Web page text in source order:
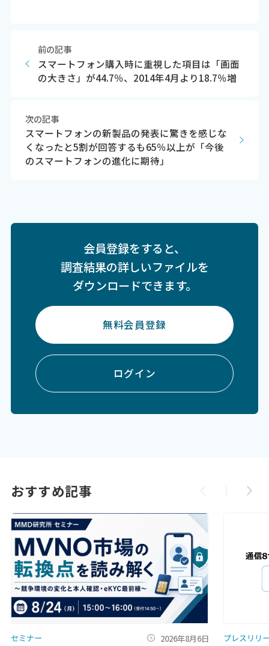
前の記事
スマートフォン購入時に重視した項目は「画面
の大きさ」が44.7％、2014年4月より18.7％増
次の記事
スマートフォンの新製品の発表に驚きを感じな
くなったと5割が回答するも65％以上が「今後
のスマートフォンの進化に期待」
会員登録をすると、
調査結果の詳しいファイルを
ダウンロードできます。
無料会員登録
ログイン
おすすめ記事
セミナー 2026年8月6日 プレスリリ